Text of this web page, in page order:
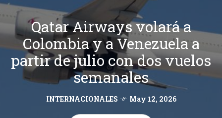
Qatar Airways volará a
Colombia y a Venezuela a
partir de julio con dos vuelos
semanales
INTERNACIONALES May 12, 2026